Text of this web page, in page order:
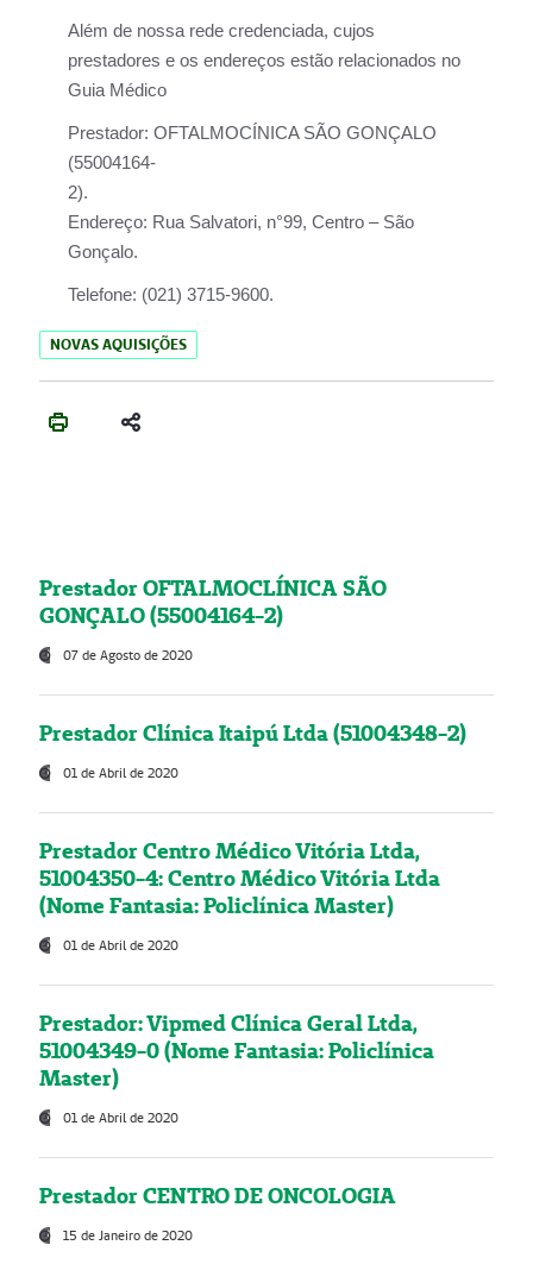
Além de nossa rede credenciada, cujos
prestadores e os endereços estão relacionados no
Guia Médico
Prestador: OFTALMOCÍNICA SÃO GONÇALO
(55004164-
2).
Endereço: Rua Salvatori, n°99, Centro – São
Gonçalo.
Telefone: (021) 3715-9600.
NOVAS AQUISIÇÕES
Prestador OFTALMOCLÍNICA SÃO
GONÇALO (55004164-2)
07 de Agosto de 2020
Prestador Clínica Itaipú Ltda (51004348-2)
01 de Abril de 2020
Prestador Centro Médico Vitória Ltda,
51004350-4: Centro Médico Vitória Ltda
(Nome Fantasia: Policlínica Master)
01 de Abril de 2020
Prestador: Vipmed Clínica Geral Ltda,
51004349-0 (Nome Fantasia: Policlínica
Master)
01 de Abril de 2020
Prestador CENTRO DE ONCOLOGIA
15 de Janeiro de 2020